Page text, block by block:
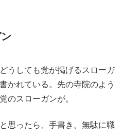
うしても党が掲げるスローガ
かれている。先の寺院のよう
のスローガンが。
思ったら、手書き。無駄に職